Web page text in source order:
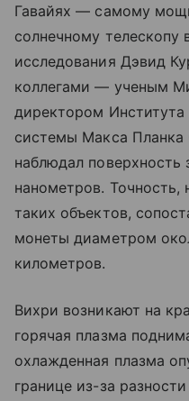
Гавайях — самому
солнечному
исследования Дэвид
коллегами — ученым
директором
системы Макса
наблюдал поверхность
нанометров.
таких объектов,
монеты диаметром
километров.
Вихри возникают на
горячая плазма
охлажденная плазма
границе из-за